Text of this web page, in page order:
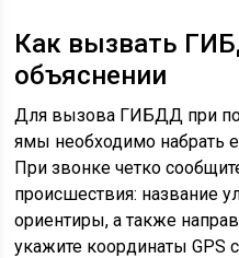
Как вызвать
объяснении
Для вызова ГИБДД при
ямы необходимо набрать
При звонке четко
происшествия: название
ориентиры, а также
укажите координаты GPS